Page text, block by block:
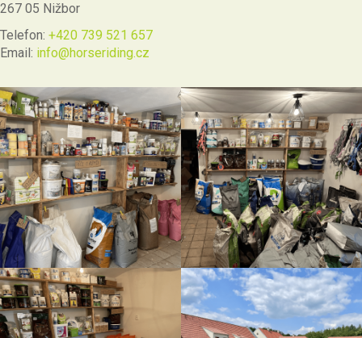
267 05 Nižbor
Telefon: +420 739 521 657
Email: info@horseriding.cz